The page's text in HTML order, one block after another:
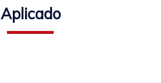
Aplicado